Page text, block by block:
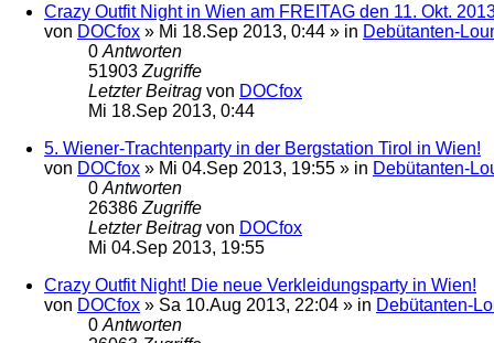
Crazy Outfit Night in Wien am FREITAG den 11. Okt.
von DOCfox » Mi 18.Sep 2013, 0:44 » in Debütanten-
0 Antworten
51903 Zugriffe
Letzter Beitrag von DOCfox
Mi 18.Sep 2013, 0:44
5. Wiener-Trachtenparty in der Bergstation Tirol in Wien!
von DOCfox » Mi 04.Sep 2013, 19:55 » in Debütanten-
0 Antworten
26386 Zugriffe
Letzter Beitrag von DOCfox
Mi 04.Sep 2013, 19:55
Crazy Outfit Night! Die neue Verkleidungsparty in Wien!
von DOCfox » Sa 10.Aug 2013, 22:04 » in Debütanten-
0 Antworten